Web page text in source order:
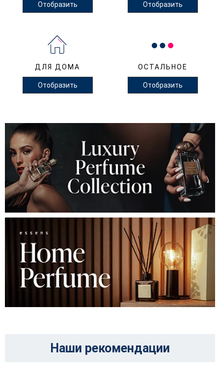
Отобразить Отобразить
ДЛЯ ДОМА
Отобразить
ОСТАЛЬНОЕ
Отобразить
Наши рекомендации